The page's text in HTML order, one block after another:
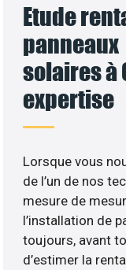
Etude
panneaux
solaires à
expertise
Lorsque vous
de l’un de nos
mesure de
l’installation de
toujours, avant
d’estimer la